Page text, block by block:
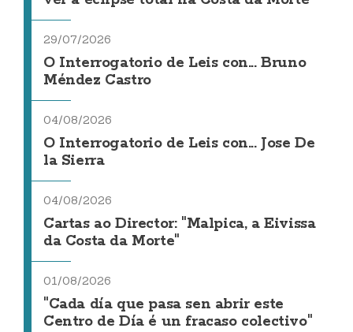
29/07/2026
O Interrogatorio de Leis con... Bruno
Méndez Castro
04/08/2026
O Interrogatorio de Leis con... Jose De
la Sierra
04/08/2026
Cartas ao Director: "Malpica, a Eivissa
da Costa da Morte"
01/08/2026
"Cada día que pasa sen abrir este
Centro de Día é un fracaso colectivo"